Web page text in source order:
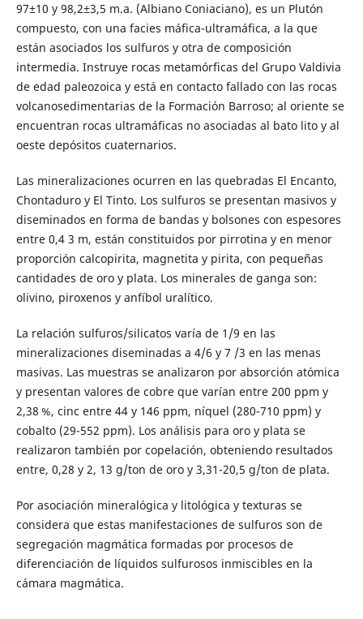
97±10 y 98,2±3,5 m.a. (Albiano Coniaciano), es un Plutón
compuesto, con una facies máfica-ultramáfica, a la que
están asociados los sulfuros y otra de composición
intermedia. Instruye rocas metamórficas del Grupo Valdivia
de edad paleozoica y está en contacto fallado con las rocas
volcanosedimentarias de la Formación Barroso; al oriente se
encuentran rocas ultramáficas no asociadas al bato lito y al
oeste depósitos cuaternarios.
Las mineralizaciones ocurren en las quebradas El Encanto,
Chontaduro y El Tinto. Los sulfuros se presentan masivos y
diseminados en forma de bandas y bolsones con espesores
entre 0,4 3 m, están constituidos por pirrotina y en menor
proporción calcopirita, magnetita y pirita, con pequeñas
cantidades de oro y plata. Los minerales de ganga son:
olivino, piroxenos y anfíbol uralítico.
La relación sulfuros/silicatos varía de 1/9 en las
mineralizaciones diseminadas a 4/6 y 7 /3 en las menas
masivas. Las muestras se analizaron por absorción atómica
y presentan valores de cobre que varían entre 200 ppm y
2,38 %, cinc entre 44 y 146 ppm, níquel (280-710 ppm) y
cobalto (29-552 ppm). Los análisis para oro y plata se
realizaron también por copelación, obteniendo resultados
entre, 0,28 y 2, 13 g/ton de oro y 3,31-20,5 g/ton de plata.
Por asociación mineralógica y litológica y texturas se
considera que estas manifestaciones de sulfuros son de
segregación magmática formadas por procesos de
diferenciación de líquidos sulfurosos inmiscibles en la
cámara magmática.